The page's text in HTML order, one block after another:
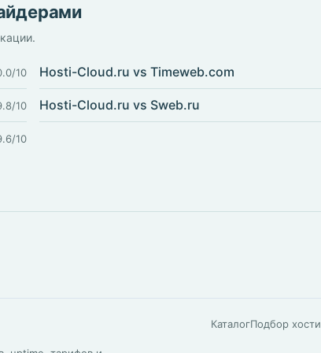
10 Hosti-Cloud.ru vs Timeweb.com
10 Hosti-Cloud.ru vs Sweb.ru
10
КаталогПодбор